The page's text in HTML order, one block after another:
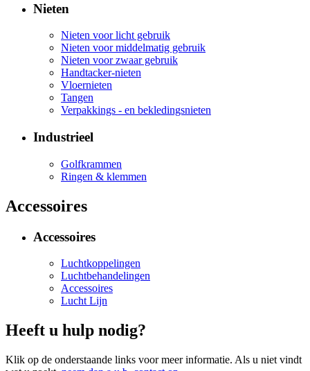
Nieten
Nieten voor licht gebruik
Nieten voor middelmatig gebruik
Nieten voor zwaar gebruik
Handtacker-nieten
Vloernieten
Tangen
Verpakkings - en bekledingsnieten
Industrieel
Golfkrammen
Ringen & klemmen
Accessoires
Accessoires
Luchtkoppelingen
Luchtbehandelingen
Accessoires
Lucht Lijn
Heeft u hulp nodig?
Klik op de onderstaande links voor meer informatie. Als u niet vindt